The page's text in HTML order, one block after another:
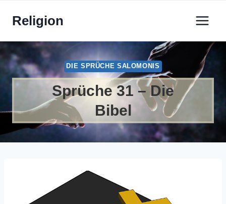
InhaltReligion
DIE SPRÜCHE SALOMONIS
Sprüche 31 – Die
Bibel